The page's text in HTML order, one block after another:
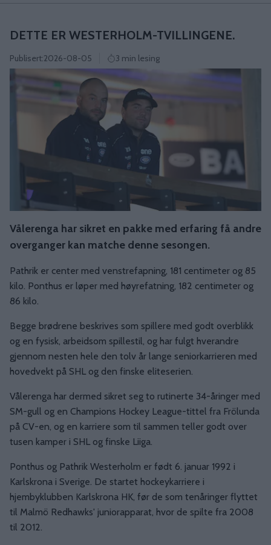
DETTE ER WESTERHOLM-TVILLINGENE.
Publisert:2026-08-05 3 min lesing
Vålerenga har sikret en pakke med erfaring få andre
overganger kan matche denne sesongen.
Pathrik er center med venstrefapning, 181 centimeter og 85
kilo. Ponthus er løper med høyrefatning, 182 centimeter og
86 kilo.
Begge brødrene beskrives som spillere med godt overblikk
og en fysisk, arbeidsom spillestil, og har fulgt hverandre
gjennom nesten hele den tolv år lange seniorkarrieren med
hovedvekt på SHL og den finske eliteserien.
Vålerenga har dermed sikret seg to rutinerte 34-åringer med
SM-gull og en Champions Hockey League-tittel fra Frölunda
på CV-en, og en karriere som til sammen teller godt over
tusen kamper i SHL og finske Liiga.
Ponthus og Pathrik Westerholm er født 6. januar 1992 i
Karlskrona i Sverige. De startet hockeykarriere i
hjembyklubben Karlskrona HK, før de som tenåringer flyttet
til Malmö Redhawks' juniorapparat, hvor de spilte fra 2008
til 2012.